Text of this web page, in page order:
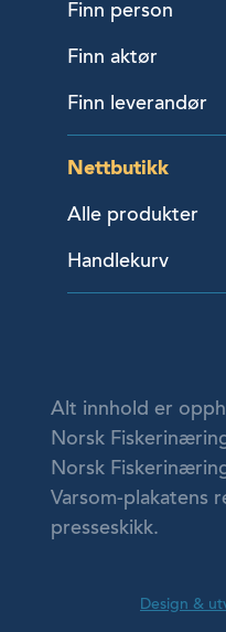
Finn person
Finn aktør
Finn leverandør
Nettbutikk
Alle produkter
Handlekurv
Alt innhold er
Norsk
Norsk
Varsom-plakatens
presseskikk.
Design &